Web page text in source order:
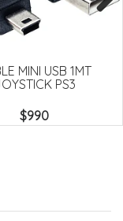
MINI USB 1MT
PS3
$990